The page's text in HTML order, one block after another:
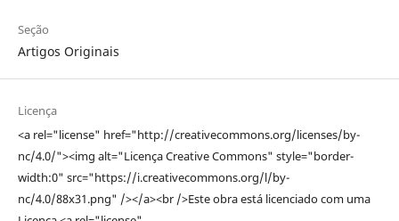
Seção
Artigos Originais
Licença
<a rel="license" href="http://creativecommons.org/licenses/by-
nc/4.0/"><img alt="Licença Creative Commons" style="border-
width:0" src="https://i.creativecommons.org/l/by-
nc/4.0/88x31.png" /></a><br />Este obra está licenciado com uma